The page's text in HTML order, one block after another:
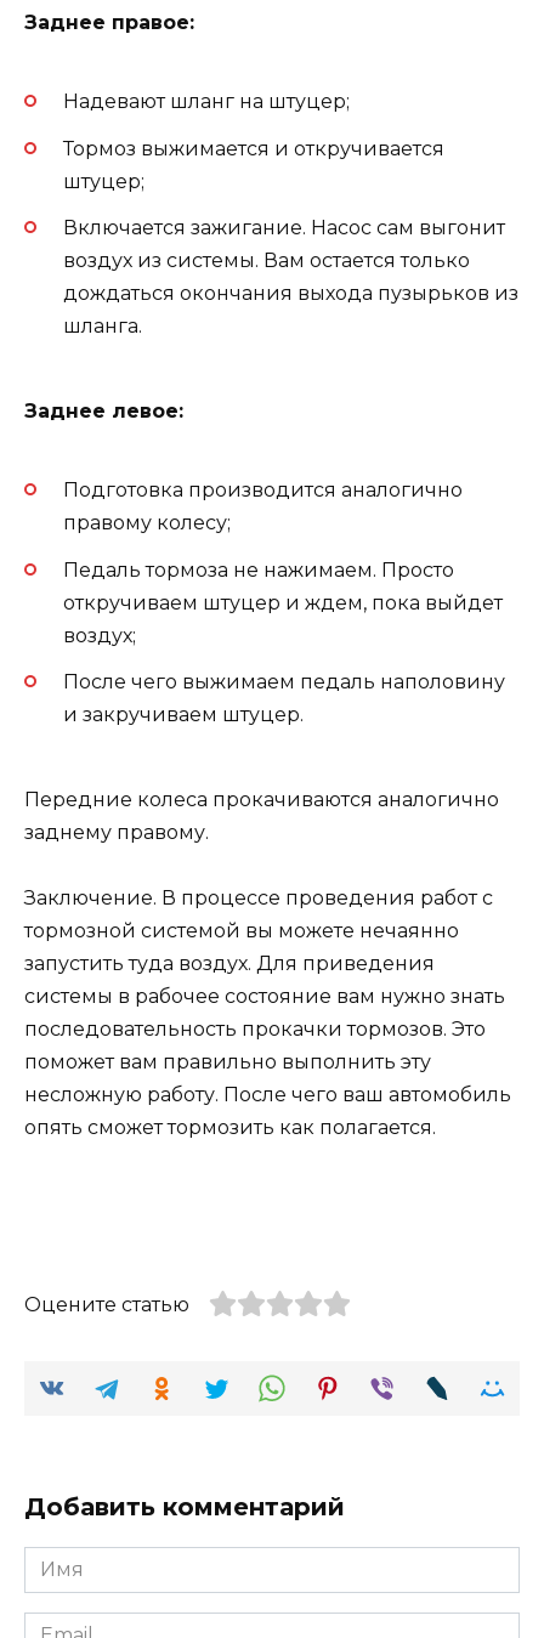
Заднее правое:
Надевают шланг на штуцер;
Тормоз выжимается и откручивается
штуцер;
Включается зажигание. Насос сам выгонит
воздух из системы. Вам остается только
дождаться окончания выхода пузырьков из
шланга.
Заднее левое:
Подготовка производится аналогично
правому колесу;
Педаль тормоза не нажимаем. Просто
откручиваем штуцер и ждем, пока выйдет
воздух;
После чего выжимаем педаль наполовину
и закручиваем штуцер.
Передние колеса прокачиваются аналогично
заднему правому.
Заключение. В процессе проведения работ с
тормозной системой вы можете нечаянно
запустить туда воздух. Для приведения
системы в рабочее состояние вам нужно знать
последовательность прокачки тормозов. Это
поможет вам правильно выполнить эту
несложную работу. После чего ваш автомобиль
опять сможет тормозить как полагается.
Оцените статью
Добавить комментарий
Имя
Email